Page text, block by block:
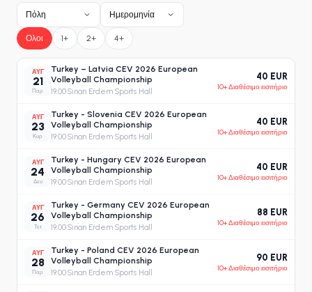
Πόλη Ημερομηνία
Ολοι 1+ 2+ 4+
ΑΥΓ
21
Παρ
Turkey – Latvia CEV 2026 European
Volleyball Championship
19:00·Sinan Erdem Sports Hall
40 EUR
10+ Διαθέσιμο εισιτήριο
ΑΥΓ
23
Κυρ
Turkey - Slovenia CEV 2026 European
Volleyball Championship
19:00·Sinan Erdem Sports Hall
40 EUR
10+ Διαθέσιμο εισιτήριο
ΑΥΓ
24
Δευ
Turkey - Hungary CEV 2026 European
Volleyball Championship
19:00·Sinan Erdem Sports Hall
40 EUR
10+ Διαθέσιμο εισιτήριο
ΑΥΓ
26
Τετ
Turkey - Germany CEV 2026 European
Volleyball Championship
19:00·Sinan Erdem Sports Hall
88 EUR
10+ Διαθέσιμο εισιτήριο
ΑΥΓ
28
Παρ
Turkey - Poland CEV 2026 European
Volleyball Championship
19:00·Sinan Erdem Sports Hall
90 EUR
10+ Διαθέσιμο εισιτήριο